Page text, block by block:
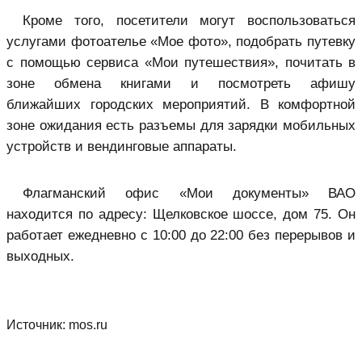
Кроме того, посетители могут воспользоваться
услугами фотоателье «Мое фото», подобрать путевку
с помощью сервиса «Мои путешествия», почитать в
зоне обмена книгами и посмотреть афишу
ближайших городских мероприятий. В комфортной
зоне ожидания есть разъемы для зарядки мобильных
устройств и вендинговые аппараты.
Флагманский офис «Мои документы» ВАО
находится по адресу: Щелковское шоссе, дом 75. Он
работает ежедневно с 10:00 до 22:00 без перерывов и
выходных.
Источник: mos.ru